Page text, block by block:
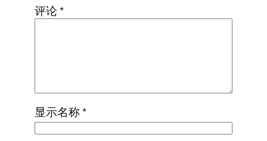
评论*
显示名称*